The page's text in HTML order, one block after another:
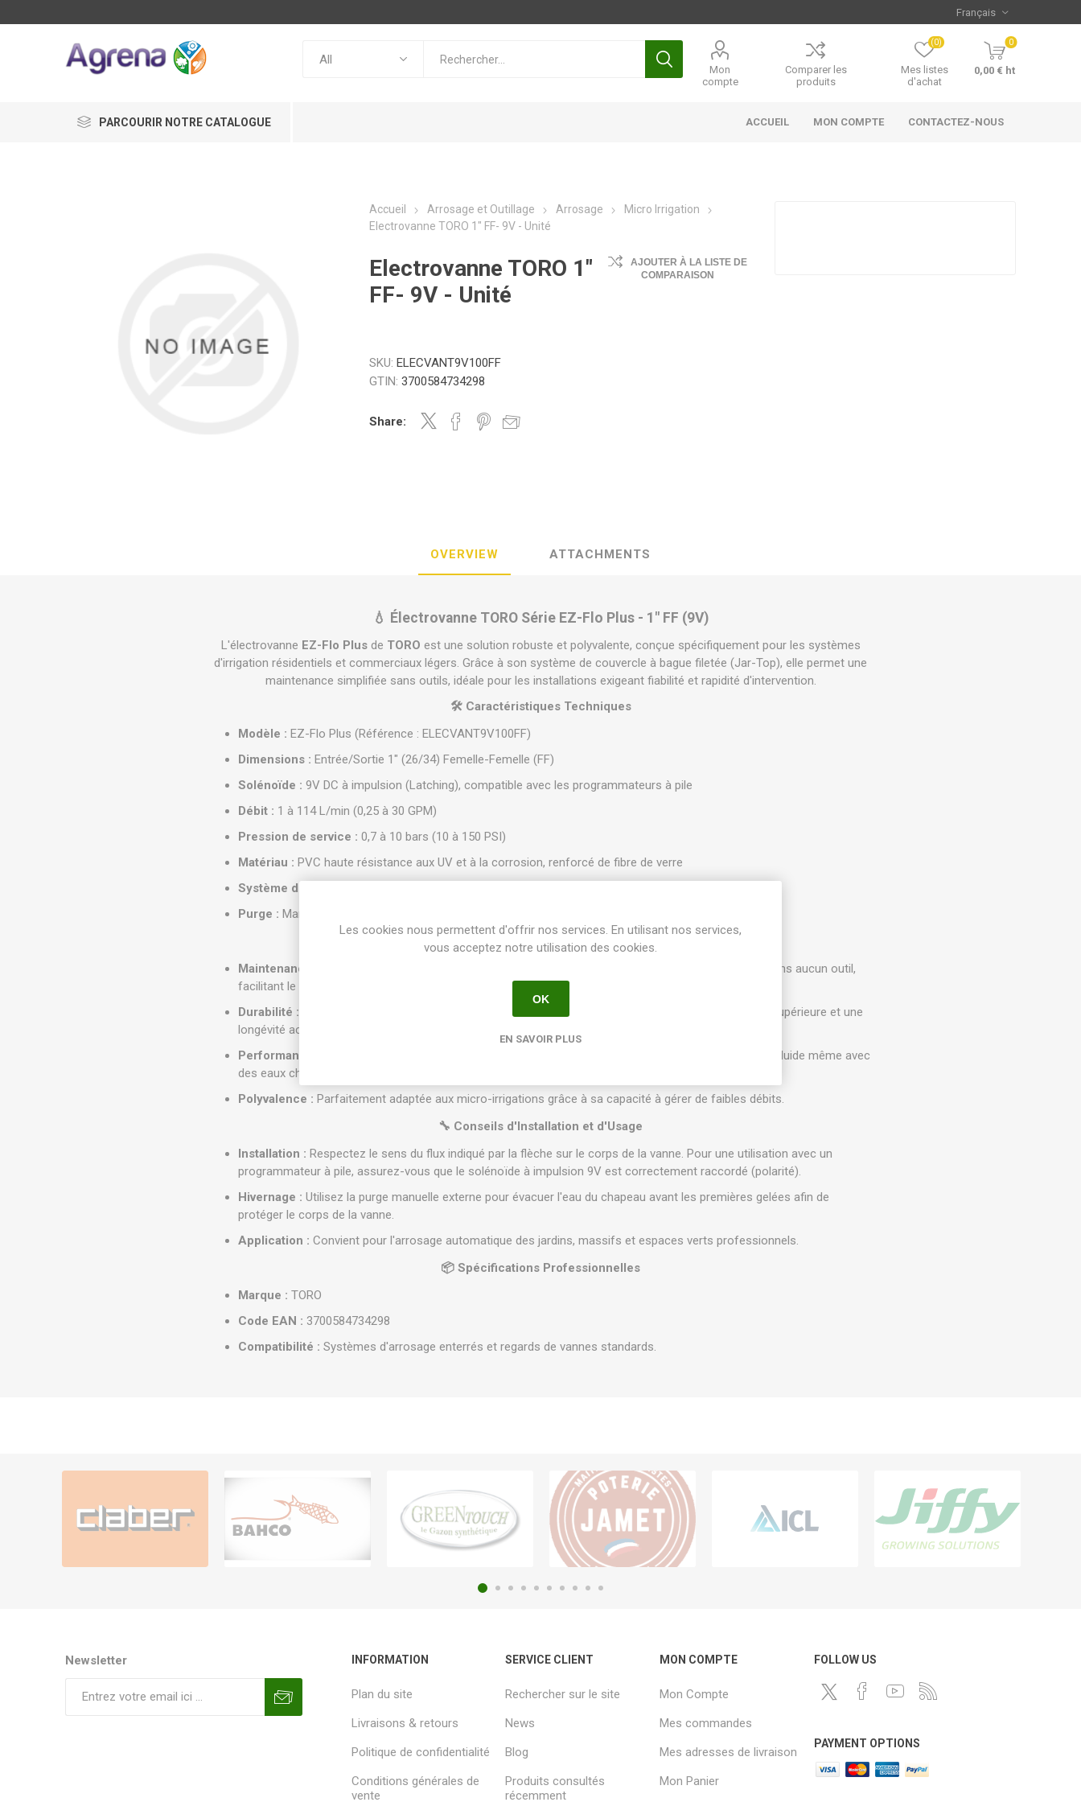
Mon
compte
Comparer les
produits
Mes listes
d'achat
(0) 0
0,00 € ht
PARCOURIR NOTRE CATALOGUE ACCUEIL MON COMPTE CONTACTEZ-NOUS
Accueil Arrosage et Outillage Arrosage
Micro Irrigation
Electrovanne TORO 1" FF- 9V - Unité
Electrovanne TORO 1"
FF- 9V - Unité
AJOUTER À LA LISTE DE
COMPARAISON
SKU: ELECVANT9V100FF
GTIN: 3700584734298
Share:
OVERVIEW ATTACHMENTS
💧 Électrovanne TORO Série EZ-Flo Plus - 1" FF (9V)
L'électrovanne EZ-Flo Plusde TORO est une solution robuste et polyvalente, conçue spécifiquement pour les systèmes
d'irrigation résidentiels et commerciaux légers. Grâce à son système de couvercle à bague filetée (Jar-Top), elle permet une
maintenance simplifiée sans outils, idéale pour les installations exigeant fiabilité et rapidité d'intervention.
🛠️ Caractéristiques Techniques
Modèle : EZ-Flo Plus (Référence : ELECVANT9V100FF)
Dimensions : Entrée/Sortie 1" (26/34) Femelle-Femelle (FF)
Solénoïde : 9V DC à impulsion (Latching), compatible avec les programmateurs à pile
Débit : 1 à 114 L/min (0,25 à 30 GPM)
Pression de service : 0,7 à 10 bars (10 à 150 PSI)
Matériau : PVC haute résistance aux UV et à la corrosion, renforcé de fibre de verre
Système de fermeture :
Purge : Manuelle interne et externe
🌟 Points Forts & Avantages
Maintenance "Jar-Top" :
La bague filetée permet d'accéder à la membrane et au siège de la vanne sans aucun outil,
facilitant le nettoyage sur le terrain.
Durabilité : Membrane en caoutchouc Santoprene renforcée d’une double lèvre pour une étanchéité supérieure et une
longévité accrue contre les débris.
Performance :
Épinglette de purge en acier inoxydable auto-nettoyante, assurant un fonctionnement fluide même avec
des eaux chargées.
Polyvalence : Parfaitement adaptée aux micro-irrigations grâce à sa capacité à gérer de faibles débits.
🔧 Conseils d'Installation et d'Usage
Installation : Respectez le sens du flux indiqué par la flèche sur le corps de la vanne. Pour une utilisation avec un
programmateur à pile, assurez-vous que le solénoïde à impulsion 9V est correctement raccordé (polarité).
Hivernage : Utilisez la purge manuelle externe pour évacuer l'eau du chapeau avant les premières gelées afin de
protéger le corps de la vanne.
Application : Convient pour l'arrosage automatique des jardins, massifs et espaces verts professionnels.
📦 Spécifications Professionnelles
Marque : TORO
Code EAN : 3700584734298
Compatibilité : Systèmes d'arrosage enterrés et regards de vannes standards.
Newsletter INFORMATION
Plan du site
Livraisons & retours
Politique de confidentialité
Conditions générales de
vente
SERVICE CLIENT
Rechercher sur le site
News
Blog
Produits consultés
récemment
MON COMPTE
Mon Compte
Mes commandes
Mes adresses de livraison
Mon Panier
FOLLOW US
PAYMENT OPTIONS
Les cookies nous permettent d'offrir nos services. En utilisant nos services,
vous acceptez notre utilisation des cookies.
OK
EN SAVOIR PLUS